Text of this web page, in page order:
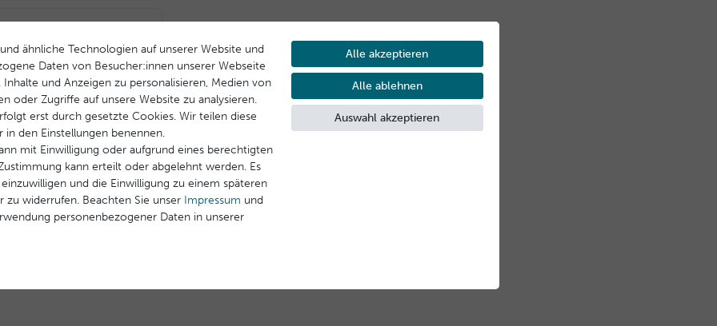
Methoxyphenyl
Benzoate, Diethylhexyl
Seed Oil,
Extract, Tocopherol,
00,
Frankreich
ähnliche Technologien auf unserer Website und
Daten von Besucher:innen unserer Webseite
Inhalte und Anzeigen zu personalisieren, Medien von
oder Zugriffe auf unsere Website zu analysieren.
erst durch gesetzte Cookies. Wir teilen diese
den Einstellungen benennen.
mit Einwilligung oder aufgrund eines berechtigten
kann erteilt oder abgelehnt werden. Es
und die Einwilligung zu einem späteren
zu widerrufen. Beachten Sie unser Impressum und
personenbezogener Daten in unserer
Alle akzeptieren
Alle ablehnen
Auswahl akzeptieren